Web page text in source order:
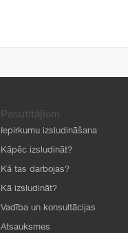
Pasūtītājiem
Iepirkumu izsludināšana
Kāpēc izsludināt?
Kā tas darbojas?
Kā izsludināt?
Vadība un konsultācijas
Atsauksmes